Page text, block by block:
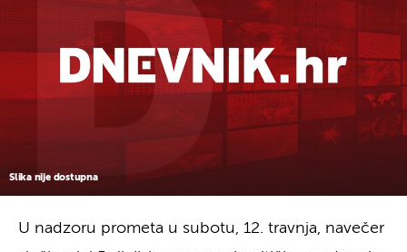
Slika nije dostupna
U nadzoru prometa u subotu, 12. travnja, navečer